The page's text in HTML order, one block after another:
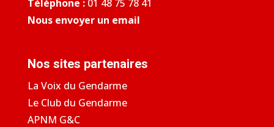
Téléphone :01 48 75 78 41
Nous envoyer un email
Nos sites partenaires
La Voix du Gendarme
Le Club du Gendarme
APNM G&C